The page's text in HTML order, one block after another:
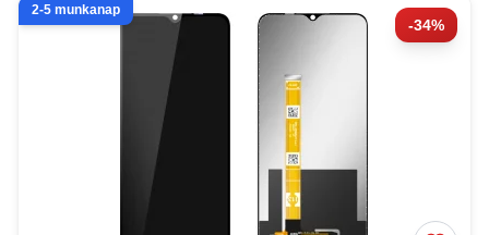
-34%
2-5 munkanap